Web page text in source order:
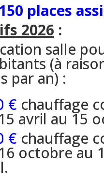
150 places
2026 :
salle
(à
par an) :
€ chauffage
avril au 15
€ chauffage
octobre au